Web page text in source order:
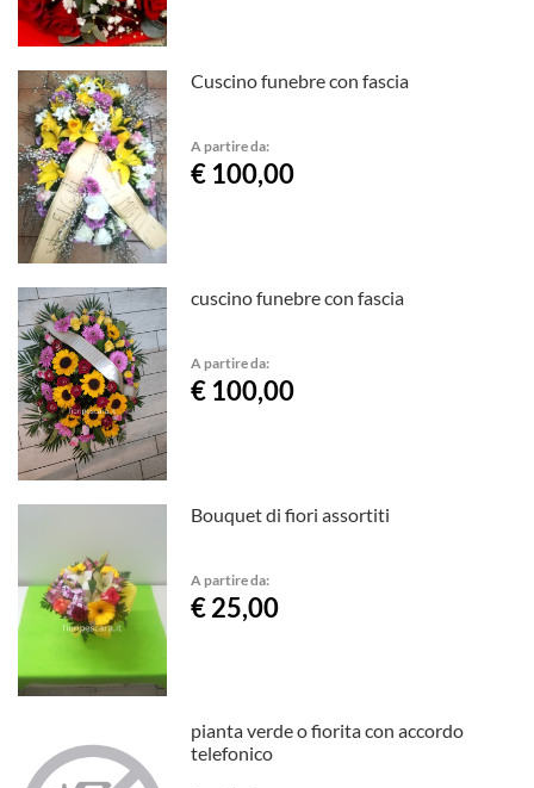
Cuscino funebre con fascia
A partire da:
€ 100,00
cuscino funebre con fascia
A partire da:
€ 100,00
Bouquet di fiori assortiti
A partire da:
€ 25,00
pianta verde o fiorita con accordo
telefonico